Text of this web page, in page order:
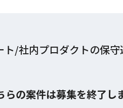
/社内プロダクトの保
らの案件は募集を終了し